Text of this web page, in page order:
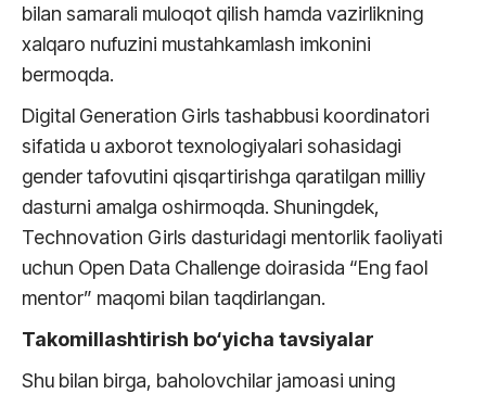
bilan samarali muloqot qilish hamda vazirlikning
xalqaro nufuzini mustahkamlash imkonini
bermoqda.
Digital Generation Girls tashabbusi koordinatori
sifatida u axborot texnologiyalari sohasidagi
gender tafovutini qisqartirishga qaratilgan milliy
dasturni amalga oshirmoqda. Shuningdek,
Technovation Girls dasturidagi mentorlik faoliyati
uchun Open Data Challenge doirasida “Eng faol
mentor” maqomi bilan taqdirlangan.
Takomillashtirish bo‘yicha tavsiyalar
Shu bilan birga, baholovchilar jamoasi uning